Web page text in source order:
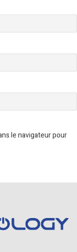
le navigateur pour